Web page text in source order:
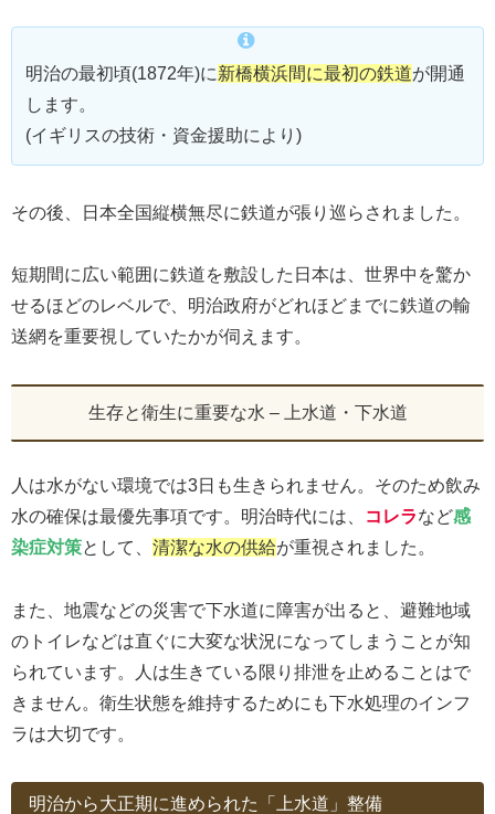
明治の最初頃(1872年)に新橋横浜間に最初の鉄道が開通
します。
(イギリスの技術・資金援助により)
その後、日本全国縦横無尽に鉄道が張り巡らされました。
短期間に広い範囲に鉄道を敷設した日本は、世界中を驚か
せるほどのレベルで、明治政府がどれほどまでに鉄道の輸
送網を重要視していたかが伺えます。
生存と衛生に重要な水 – 上水道・下水道
人は水がない環境では3日も生きられません。そのため飲み
水の確保は最優先事項です。明治時代には、
コレラなど感
染症対策として、 清潔な水の供給が重視されました。
また、地震などの災害で下水道に障害が出ると、避難地域
のトイレなどは直ぐに大変な状況になってしまうことが知
られています。人は生きている限り排泄を止めることはで
きません。衛生状態を維持するためにも下水処理のインフ
ラは大切です。
明治から大正期に進められた「上水道」整備